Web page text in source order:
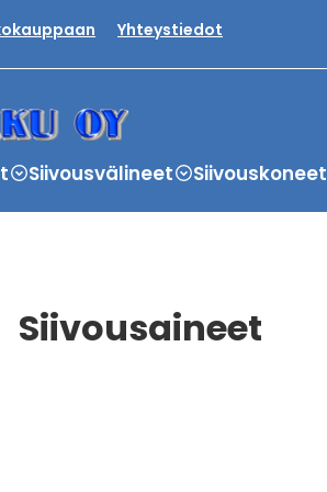
Yhteystiedot
Siivousvälineet Siivouskoneet
Siivousaineet